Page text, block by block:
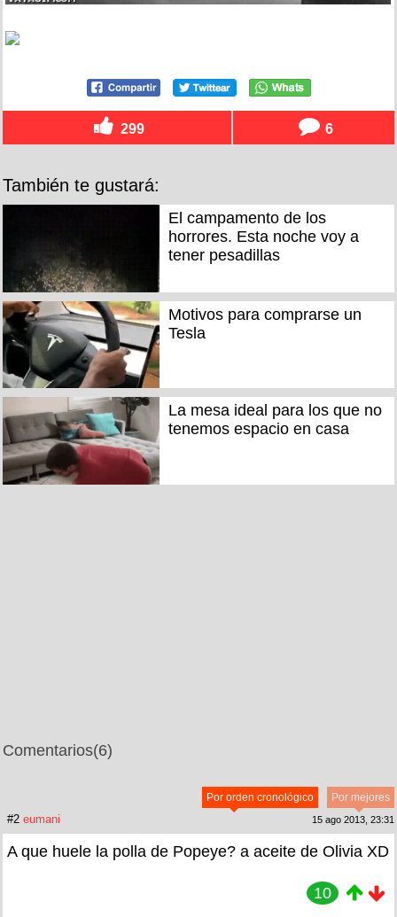
299 6
También te gustará:
El campamento de los
horrores. Esta noche voy a
tener pesadillas
Motivos para comprarse un
Tesla
La mesa ideal para los que no
tenemos espacio en casa
Comentarios(6)
Por mejores
Por orden cronológico
#2 eumani 15 ago 2013, 23:31
A que huele la polla de Popeye? a aceite de Olivia XD
10